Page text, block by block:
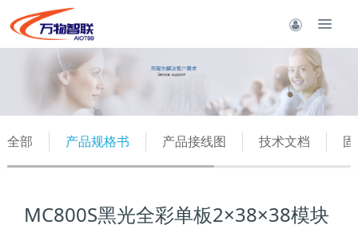
全部 产品规格书 产品接线图 技术文档
MC800S黑光全彩单板2×38×38模块